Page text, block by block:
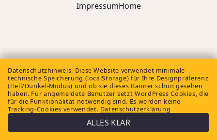
ImpressumHome
Datenschutzhinweis: Diese Website verwendet minimale
technische Speicherung (localStorage) für Ihre Designpräferenz
(Hell/Dunkel-Modus) und ob sie dieses Banner schon gesehen
haben. Für angemeldete Benutzer setzt WordPress Cookies, die
für die Funktionalität notwendig sind. Es werden keine
Tracking-Cookies verwendet. Datenschutzerklärung
ALLES KLAR